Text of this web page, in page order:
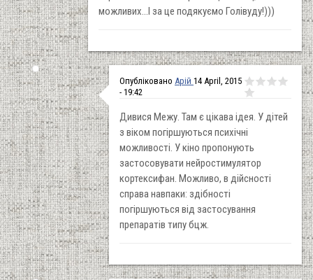
можливих...І за це подякуємо Голівуду!)))
Опубліковано Арій 14 April, 2015
- 19:42
Дивися Межу. Там є цікава ідея. У дітей
з віком погіршуються психічні
можливості. У кіно пропонують
застосовувати нейростимулятор
кортексифан. Можливо, в дійсності
справа навпаки: здібності
погіршуються від застосування
препаратів типу бцж.